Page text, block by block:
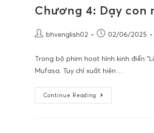
Chương 4: Dạy con
bhvenglish02 02/06/2025
Trong bộ phim hoạt hình kinh điển
Mufasa. Tuy chỉ xuất hiện…
Continue Reading